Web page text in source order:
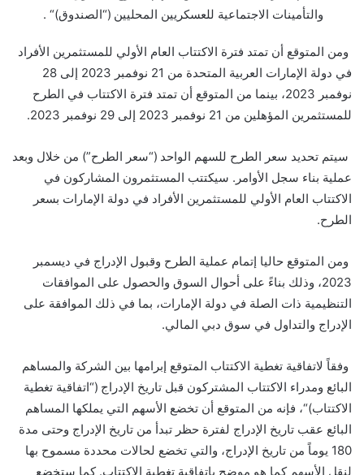
والتأمينات الاجتماعية للعسكريين المحليين (“الصندوق“(
.
ومن المتوقع أن تمتد فترة الاكتتاب العام الأولي للمستثمرين الأفراد
في دولة الإمارات العربية المتحدة من 21 نوفمبر 2023 إلى 28
نوفمبر 2023، بينما من المتوقع أن تمتد فترة الاكتتاب في الطرح
للمستثمرين المؤهلين من 21 نوفمبر 2023 إلى 29 نوفمبر 2023
.
سيتم تحديد سعر الطرح للسهم الواحد (“سعر الطرح”) من خلال وبعد
عملية بناء سجل الأوامر. سيكتتب المستثمرون المشاركون في
الاكتتاب العام الأولي للمستثمرين الأفراد في دولة الإمارات بسعر
الطرح.
ومن المتوقع حاليا إتمام عملية الطرح وقبول الإدراج في ديسمبر
2023، وذلك بناءً على أحوال السوق والحصول على الموافقات
التنظيمية ذات الصلة في دولة الإمارات، بما في ذلك الموافقة على
الإدراج والتداول في سوق دبي المالي.
وفقاً لاتفاقية تغطية الاكتتاب المتوقع إبرامها بين الشركة والمساهم
البائع ومدراء الاكتتاب المشتركون قبل تاريخ الإدراج (“اتفاقية تغطية
الاكتتاب“(، فإنه من المتوقع أن تخضع الأسهم التي يملكها المساهم
البائع عقب تاريخ الإدراج لفترة حظر تبدأ من تاريخ الإدراج وحتى مدة
180 يوماً من تاريخ الإدراج، والتي تخضع لحالات محددة مسموح بها
لنقل الأسهم كما هو موضح باتفاقية تغطية الاكتتاب. كما ستخضع